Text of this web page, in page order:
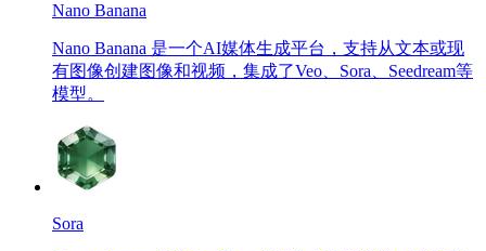
Nano Banana
Nano Banana 是一个AI媒体生成平台，支持从文本或现
有图像创建图像和视频，集成了Veo、Sora、Seedream等
模型。
Sora